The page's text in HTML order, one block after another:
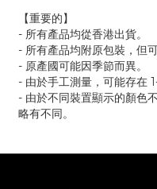
【重要的】
- 所有產品均從香港出貨。
- 所有產品均附原包裝，但
- 原產國可能因季節而異。
- 由於手工測量，可能存在
- 由於不同裝置顯示的顏色
略有不同。